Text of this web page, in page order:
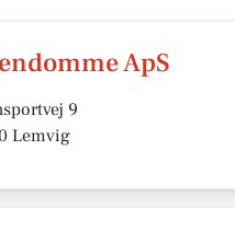
ApS
9
Lemvig